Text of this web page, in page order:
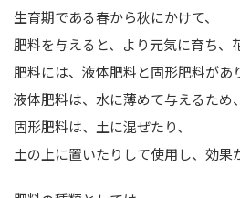
生育期である春から秋にかけて、
肥料を与えると、より元気に育ち、
肥料には、液体肥料と固形肥料があ
液体肥料は、水に薄めて与えるため
固形肥料は、土に混ぜたり、
土の上に置いたりして使用し、効果